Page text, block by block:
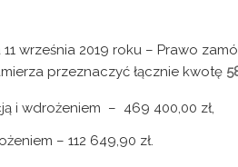
września 2019 roku – Prawo
przeznaczyć łącznie kwotę
i wdrożeniem – 469 400,00 zł,
– 112 649,90 zł.